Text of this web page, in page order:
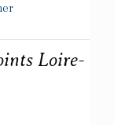
Loire-